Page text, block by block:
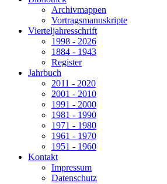
Archivmappen
Vortragsmanuskripte
Vierteljahresschrift
1998 - 2026
1884 - 1943
Register
Jahrbuch
2011 - 2020
2001 - 2010
1991 - 2000
1981 - 1990
1971 - 1980
1961 - 1970
1951 - 1960
Kontakt
Impressum
Datenschutz